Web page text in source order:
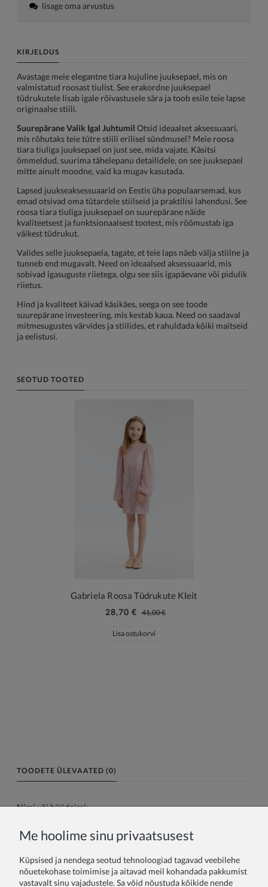
lisage oma arvustus
KIRJELDUS
Avastage meie elegantne tiara kujuline juuksepael, mis on
valmistatud roosast tiulist. See erakordne juuksepael
tüdrukutele lisab igale rõivastusele sära ja toob esile teie lapse
originaalse stiili.
Suurepärane Valik Igal Juhtumil Otsid ideaalset aksessuaari,
mis rõhutaks teie tütre stiili erilisel sündmusel? Meie roosa
tiara tiuliga juuksepael on just see, mida vajate. Käsitsi
õmmeldud, suurima tähelepanu detailidele, on see juuksepael
mitte ainult moodne, vaid ka mugav kasutada.
Lapsed juukseaksessuaarid on Eestis üha populaarsemad, kus
emad otsivad oma tütardele stiilseid ja praktilisi lahendusi. See
roosa tiara tiuliga juuksepael on suurepärane näide
kvaliteetsest ja funktsionaalsest tootest, mis rõõmustab iga
väikest tüdrukut.
Valides selle juuksepaela, tagate, et teie laps näeb välja stiilne ja
tunneb end mugavalt. Need on ideaalsed aksessuaarid, mis
sobivad igasuguste riietega, olgu see siis igapäevane või pidulik
riietus.
Hind ja kvaliteet käivad käsikäes, seega on see toode
suurepärane investeering, mis kestab kaua. Need on saadaval
mitmesugustes värvides ja stiilides, et rahuldada kõiki maitseid
ja eelistusi.
SEOTUD TOOTED
Gabriela Roosa Tüdrukute Kleit
28,70 € 41,00 €
Lisa ostukorvi
TOODETE ÜLEVAATED (0)
Nimi või hüüdnimi:
Me hoolime sinu privaatsusest
Küpsised ja nendega seotud tehnoloogiad tagavad veebilehe
nõuetekohase toimimise ja aitavad meil kohandada pakkumist
vastavalt sinu vajadustele. Sa võid nõustuda kõikide nende